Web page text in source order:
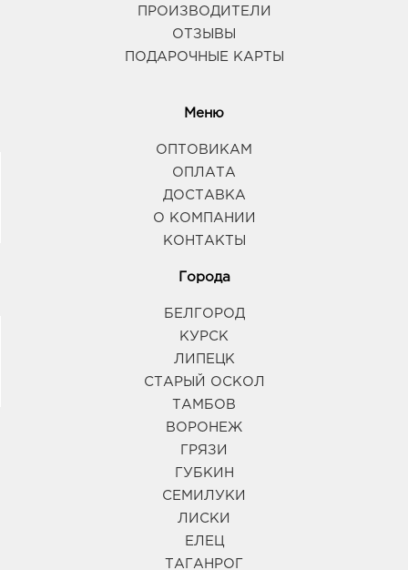
ПРОИЗВОДИТЕЛИ
ОТЗЫВЫ
ПОДАРОЧНЫЕ КАРТЫ
Меню
ОПТОВИКАМ
ОПЛАТА
ДОСТАВКА
О КОМПАНИИ
КОНТАКТЫ
Города
БЕЛГОРОД
КУРСК
ЛИПЕЦК
СТАРЫЙ ОСКОЛ
ТАМБОВ
ВОРОНЕЖ
ГРЯЗИ
ГУБКИН
СЕМИЛУКИ
ЛИСКИ
ЕЛЕЦ
ТАГАНРОГ